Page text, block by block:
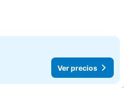
Ver precios